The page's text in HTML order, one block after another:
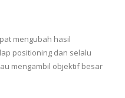
mengubah hasil
positioning dan selalu
mengambil objektif besar